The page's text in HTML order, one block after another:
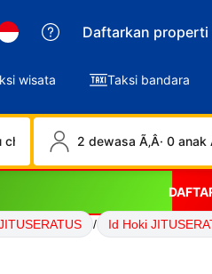
Daftarkan properti
wisata Taksi bandara
check-out 2 dewasa Ã‚Â· 0 anak
/ Id Hoki